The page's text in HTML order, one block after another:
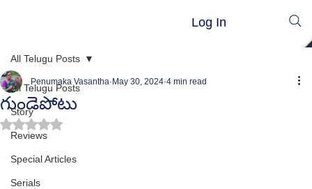
Log In
All Telugu Posts
Story
Reviews
Special Articles
Serials
All Telugu Posts
గుండెపోటు
Penumaka Vasantha May 30, 2024 4 min read
Rated NaN out of 5 stars.